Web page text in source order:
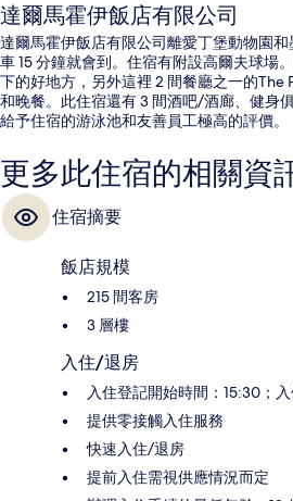
達爾馬霍伊飯店有限公司
達爾馬霍伊飯店有限公司離愛丁堡動物園
車 15 分鐘就會到。住宿有附設高爾夫球場
下的好地方，另外這裡 2 間餐廳之一的The
和晚餐。此住宿還有 3 間酒吧/酒廊、健身
給予住宿的游泳池和友善員工極高的評價。
更多此住宿的相關資
住宿摘要
飯店規模
215 間客房
3 層樓
入住/退房
入住登記開始時間：15:30；
提供零接觸入住服務
快速入住/退房
提前入住需視供應情況而定